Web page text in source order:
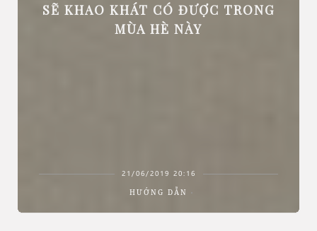
SẼ KHAO KHÁT CÓ ĐƯỢC TRONG
MÙA HÈ NÀY
21/06/2019 20:16
HƯỚNG DẪN